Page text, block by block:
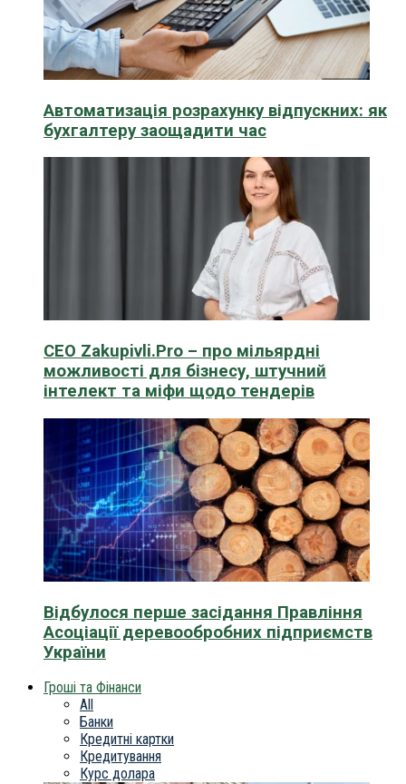
Автоматизація розрахунку відпускних: як
бухгалтеру заощадити час
CEO Zakupivli.Pro – про мільярдні
можливості для бізнесу, штучний
інтелект та міфи щодо тендерів
Відбулося перше засідання Правління
Асоціації деревообробних підприємств
України
Гроші та Фінанси
All
Банки
Кредитні картки
Кредитування
Курс долара